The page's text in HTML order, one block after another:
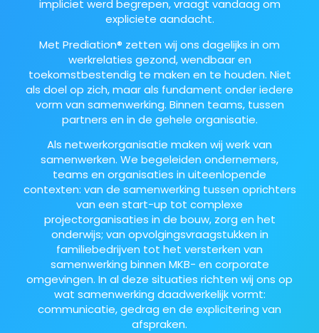
impliciet werd begrepen, vraagt vandaag om
expliciete aandacht.
Met Prediation® zetten wij ons dagelijks in om
werkrelaties gezond, wendbaar en
toekomstbestendig te maken en te houden. Niet
als doel op zich, maar als fundament onder iedere
vorm van samenwerking. Binnen teams, tussen
partners en in de gehele organisatie.
Als netwerkorganisatie maken wij werk van
samenwerken. We begeleiden ondernemers,
teams en organisaties in uiteenlopende
contexten: van de samenwerking tussen oprichters
van een start-up tot complexe
projectorganisaties in de bouw, zorg en het
onderwijs; van opvolgingsvraagstukken in
familiebedrijven tot het versterken van
samenwerking binnen MKB- en corporate
omgevingen. In al deze situaties richten wij ons op
wat samenwerking daadwerkelijk vormt:
communicatie, gedrag en de explicitering van
afspraken.